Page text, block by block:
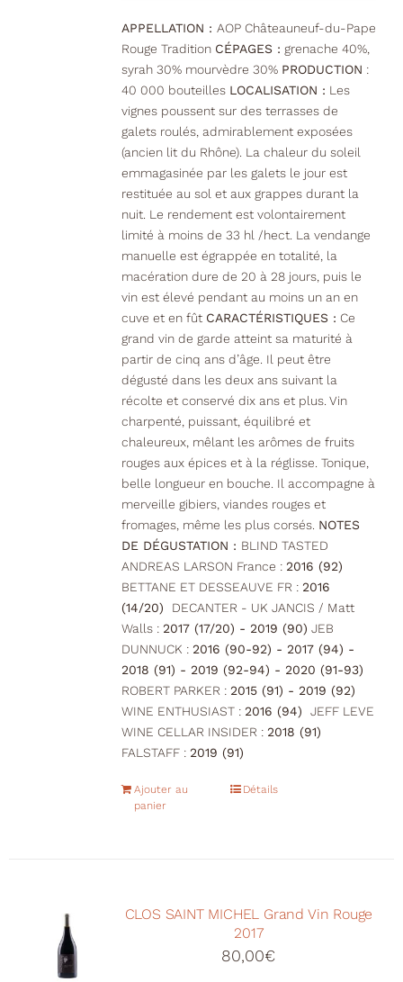
APPELLATION : AOP Châteauneuf-du-Pape
Rouge Tradition CÉPAGES : grenache 40%,
syrah 30% mourvèdre 30% PRODUCTION :
40 000 bouteilles LOCALISATION : Les
vignes poussent sur des terrasses de
galets roulés, admirablement exposées
(ancien lit du Rhône). La chaleur du soleil
emmagasinée par les galets le jour est
restituée au sol et aux grappes durant la
nuit. Le rendement est volontairement
limité à moins de 33 hl /hect. La vendange
manuelle est égrappée en totalité, la
macération dure de 20 à 28 jours, puis le
vin est élevé pendant au moins un an en
cuve et en fût CARACTÉRISTIQUES : Ce
grand vin de garde atteint sa maturité à
partir de cinq ans d’âge. Il peut être
dégusté dans les deux ans suivant la
récolte et conservé dix ans et plus. Vin
charpenté, puissant, équilibré et
chaleureux, mêlant les arômes de fruits
rouges aux épices et à la réglisse. Tonique,
belle longueur en bouche. Il accompagne à
merveille gibiers, viandes rouges et
fromages, même les plus corsés. NOTES
DE DÉGUSTATION : BLIND TASTED
ANDREAS LARSON France : 2016 (92)
BETTANE ET DESSEAUVE FR : 2016
(14/20)
DECANTER - UK JANCIS / Matt
Walls : 2017 (17/20) - 2019 (90) JEB
DUNNUCK : 2016 (90-92) - 2017 (94) -
2018 (91) - 2019 (92-94) - 2020 (91-93)
ROBERT PARKER : 2015 (91) - 2019 (92)
WINE ENTHUSIAST : 2016 (94)
JEFF LEVE
WINE CELLAR INSIDER : 2018 (91)
FALSTAFF : 2019 (91)
Ajouter au
panier
Détails
CLOS SAINT MICHEL Grand Vin Rouge
2017
80,00€